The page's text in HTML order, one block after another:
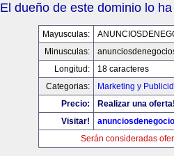
El dueño de este dominio lo
Mayusculas:
Minusculas:
Longitud:
18 caracteres
Categorias:
Marketing y
Precio:
Realizar una
Visitar!
Serán consideradas